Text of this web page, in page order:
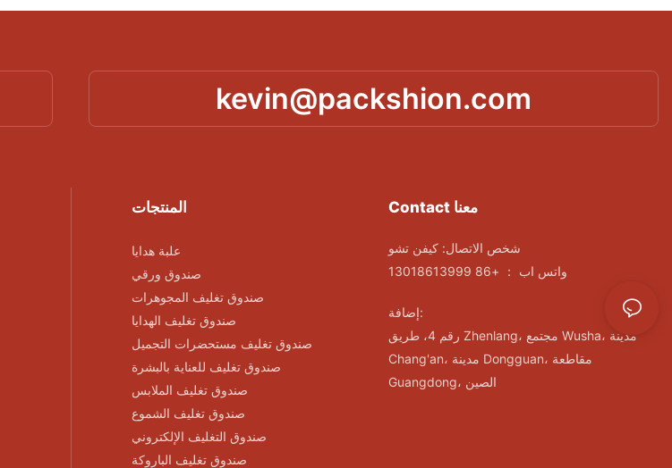
kevin@packshion.com
المنتجات
علبة هدايا
صندوق ورقي
صندوق تغليف المجوهرات
صندوق تغليف الهدايا
صندوق تغليف مستحضرات التجميل
صندوق تغليف للعناية بالبشرة
صندوق تغليف الملابس
صندوق تغليف الشموع
صندوق التغليف الإلكتروني
صندوق تغليف الباروكة
Contact معنا
شخص الاتصال: كيفن تشو
واتس اب ： +86 13018613999
إضافة:
رقم 4، طريق Zhenlang، مجتمع Wusha، مدينة
Chang'an، مدينة Dongguan، مقاطعة
Guangdong، الصين